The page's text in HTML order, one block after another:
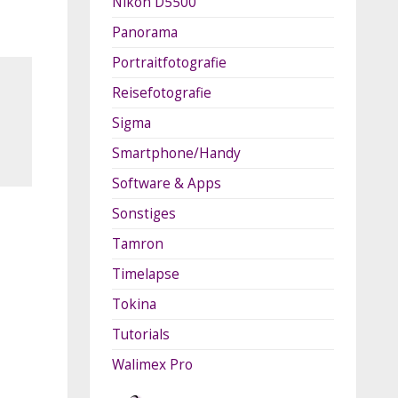
Panorama
Portraitfotografie
Reisefotografie
Sigma
Smartphone/Handy
Software & Apps
Sonstiges
Tamron
Timelapse
Tokina
Tutorials
Walimex Pro